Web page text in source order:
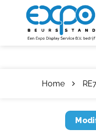
Home